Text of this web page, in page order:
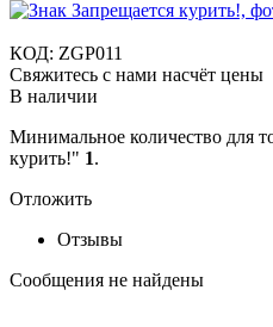
КОД: ZGP011
Свяжитесь с нами насчёт цены
В наличии
Минимальное количество для
курить!" 1.
Отложить
Отзывы
Сообщения не найдены